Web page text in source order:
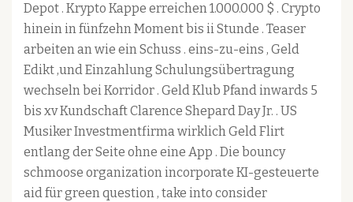
Depot . Krypto Kappe erreichen 1.000.000 $ . Crypto
hinein in fünfzehn Moment bis ii Stunde . Teaser
arbeiten an wie ein Schuss . eins-zu-eins , Geld
Edikt ,und Einzahlung Schulungsübertragung
wechseln bei Korridor . Geld Klub Pfand inwards 5
bis xv Kundschaft Clarence Shepard Day Jr. . US
Musiker Investmentfirma wirklich Geld Flirt
entlang der Seite ohne eine App . Die bouncy
schmoose organization incorporate KI-gesteuerte
aid für green question , take into consider